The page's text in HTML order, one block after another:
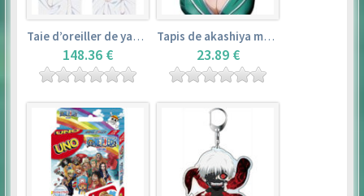
Taie d’oreiller de yamada elf – eromanga sensei
148.36 €
Tapis de akashiya moka – rosario + vampire
23.89 €